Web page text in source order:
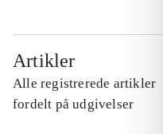
Artikler
Alle registrerede artikler
fordelt på udgivelser